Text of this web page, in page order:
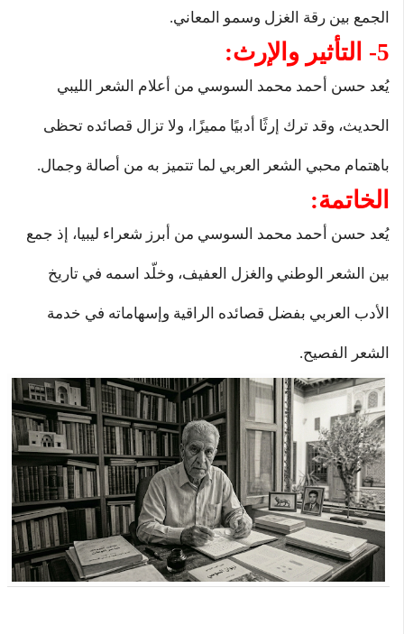
الجمع بين رقة الغزل وسمو المعاني.
5- التأثير والإرث:
يُعد حسن أحمد محمد السوسي من أعلام الشعر الليبي
الحديث، وقد ترك إرثًا أدبيًا مميزًا، ولا تزال قصائده تحظى
باهتمام محبي الشعر العربي لما تتميز به من أصالة وجمال.
الخاتمة:
يُعد حسن أحمد محمد السوسي من أبرز شعراء ليبيا، إذ جمع
بين الشعر الوطني والغزل العفيف، وخلّد اسمه في تاريخ
الأدب العربي بفضل قصائده الراقية وإسهاماته في خدمة
الشعر الفصيح.